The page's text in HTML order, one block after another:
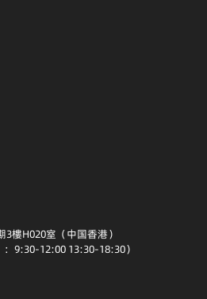
樓H020室（中国香港）
9:30-12:00 13:30-18:30）